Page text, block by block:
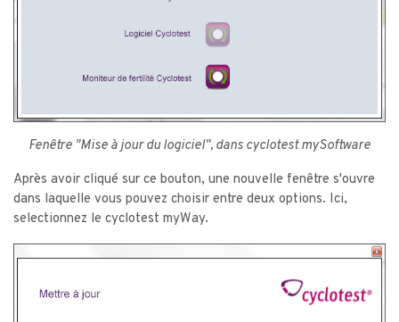
Fenêtre "Mise à jour du logiciel", dans cyclotest mySoftware
Après avoir cliqué sur ce bouton, une nouvelle fenêtre s'ouvre
dans laquelle vous pouvez choisir entre deux options. Ici,
selectionnez le cyclotest myWay.